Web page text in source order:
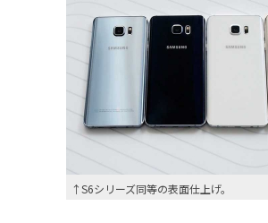
↑S6シリーズ同等の表面仕上げ。